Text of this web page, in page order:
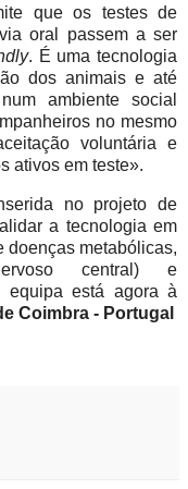
que os testes de
oral passem a ser
. É uma tecnologia
dos animais e até
ambiente social
no mesmo
voluntária e
ativos em teste».
no projeto de
a tecnologia em
doenças metabólicas,
central) e
equipa está agora à
Coimbra - Portugal